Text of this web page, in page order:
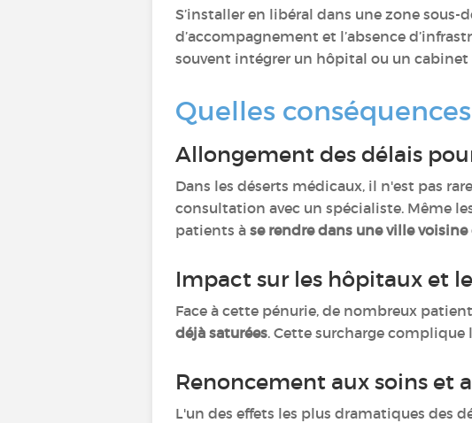
S’installer en libéral dans une zone
d’accompagnement et l’absence
souvent intégrer un hôpital ou un cabinet
Quelles
Allongement des délais
Dans les déserts médicaux, il n'est pas
consultation avec un spécialiste. Même
patients à se rendre dans une ville
Impact sur les hôpitaux et
Face à cette pénurie, de nombreux
déjà saturées. Cette surcharge complique
Renoncement aux soins et
L'un des effets les plus dramatiques des